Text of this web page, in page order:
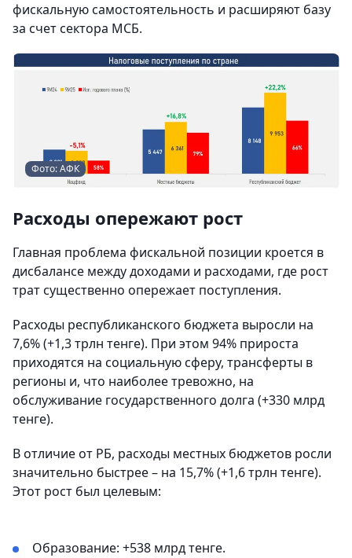
фискальную самостоятельность и расширяют базу
за счет сектора МСБ.
Фото: АФК
Расходы опережают рост
Главная проблема фискальной позиции кроется в
дисбалансе между доходами и расходами, где рост
трат существенно опережает поступления.
Расходы республиканского бюджета выросли на
7,6% (+1,3 трлн тенге). При этом 94% прироста
приходятся на социальную сферу, трансферты в
регионы и, что наиболее тревожно, на
обслуживание государственного долга (+330 млрд
тенге).
В отличие от РБ, расходы местных бюджетов росли
значительно быстрее – на 15,7% (+1,6 трлн тенге).
Этот рост был целевым:
Образование: +538 млрд тенге.